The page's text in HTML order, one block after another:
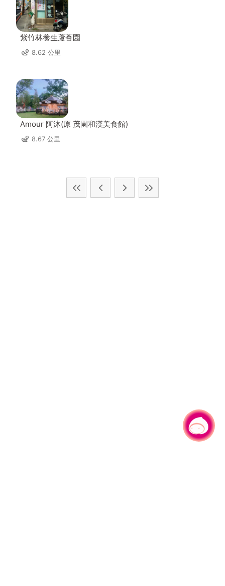
紫竹林養生蘆薈園
8.62 公里
Amour 阿沐(原 茂園和漢美食館)
8.67 公里